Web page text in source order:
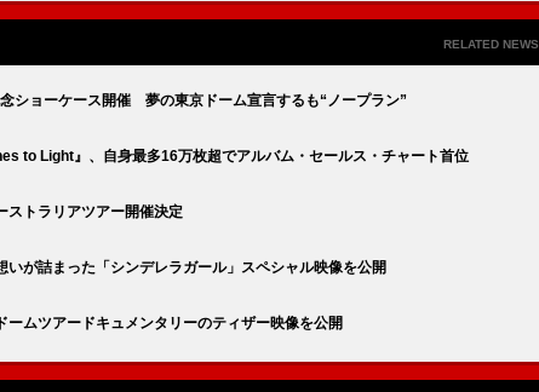
RELATED NEWS
ショーケース開催 夢の東京ドーム宣言するも“ノープラン”
to Light』、自身最多16万枚超でアルバム・セールス・チャート首位
ストラリアツアー開催決定
が詰まった「シンデレラガール」スペシャル映像を公開
ムツアードキュメンタリーのティザー映像を公開